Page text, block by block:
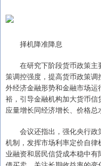
择机降准降息
在研究下阶段货币政策主
策调控强度，提高货币政策
外经济金融形势和金融市场
裕，引导金融机构加大货币
应量增长同经济增长、价格总
会议还指出，强化央行政
机制，发挥市场利率定价自
业融资和居民信贷成本稳中